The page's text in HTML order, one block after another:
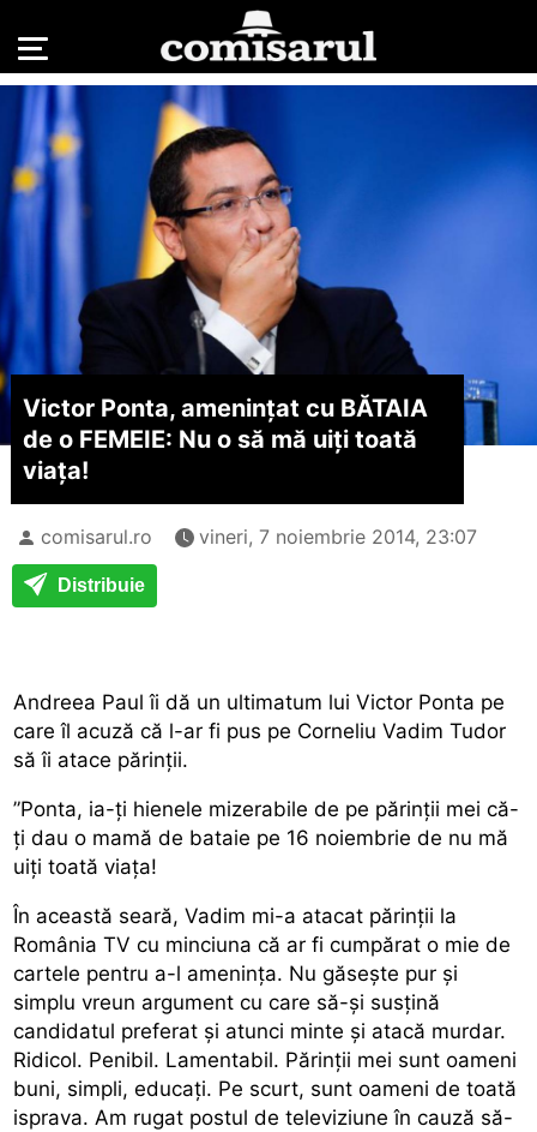
Victor Ponta, amenințat cu BĂTAIA
de o FEMEIE: Nu o să mă uiți toată
viața!
comisarul.ro vineri, 7 noiembrie 2014, 23:07
Distribuie
Andreea Paul îi dă un ultimatum lui Victor Ponta pe
care îl acuză că l-ar fi pus pe Corneliu Vadim Tudor
să îi atace părinții.
”Ponta, ia-ți hienele mizerabile de pe părinții mei că-
ți dau o mamă de bataie pe 16 noiembrie de nu mă
uiți toată viața!
În această seară, Vadim mi-a atacat părinții la
România TV cu minciuna că ar fi cumpărat o mie de
cartele pentru a-l amenința. Nu găsește pur și
simplu vreun argument cu care să-și susțină
candidatul preferat și atunci minte și atacă murdar.
Ridicol. Penibil. Lamentabil. Părinții mei sunt oameni
buni, simpli, educați. Pe scurt, sunt oameni de toată
isprava. Am rugat postul de televiziune în cauză să-